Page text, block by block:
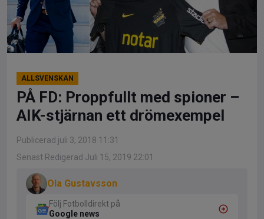
ALLSVENSKAN
PÅ FD: Proppfullt med spioner –
AIK-stjärnan ett drömexempel
Publicerad juli 3, 2018 11:31
Senast Redigerad Juli 15, 2019 22:01
Ola Gustavsson
Följ Fotbolldirekt på
Google news